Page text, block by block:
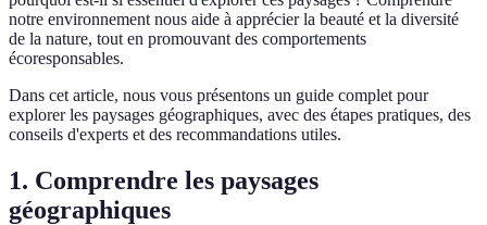
notre environnement nous aide à apprécier la beauté et la diversité
de la nature, tout en promouvant des comportements
écoresponsables.
Dans cet article, nous vous présentons un guide complet pour
explorer les paysages géographiques, avec des étapes pratiques, des
conseils d'experts et des recommandations utiles.
1. Comprendre les paysages
géographiques